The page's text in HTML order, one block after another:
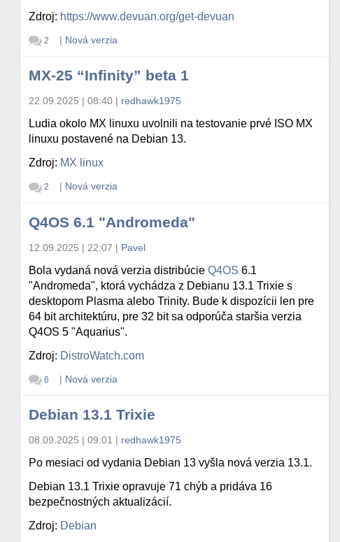
Zdroj: https://www.devuan.org/get-devuan
2 | Nová verzia
MX-25 “Infinity” beta 1
22.09.2025 | 08:40 | redhawk1975
Ludia okolo MX linuxu uvolnili na testovanie prvé ISO MX
linuxu postavené na Debian 13.
Zdroj: MX linux
2 | Nová verzia
Q4OS 6.1 "Andromeda"
12.09.2025 | 22:07 | Pavel
Bola vydaná nová verzia distribúcieQ4OS 6.1
"Andromeda", ktorá vychádza z Debianu 13.1 Trixie s
desktopom Plasma alebo Trinity. Bude k dispozícii len pre
64 bit architektúru, pre 32 bit sa odporúča staršia verzia
Q4OS 5 "Aquarius".
Zdroj: DistroWatch.com
6 | Nová verzia
Debian 13.1 Trixie
08.09.2025 | 09:01 | redhawk1975
Po mesiaci od vydania Debian 13 vyšla nová verzia 13.1.
Debian 13.1 Trixie opravuje 71 chýb a pridáva 16
bezpečnostných aktualizácií.
Zdroj: Debian